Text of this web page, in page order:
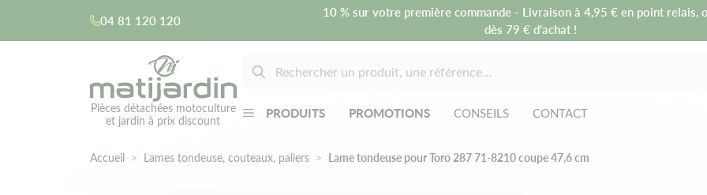
04 81 120 120
10 % sur votre première commande - Livraison à 4,95 € en point relais,
dès 79 € d’achat !
Pièces détachées motoculture
et jardin à prix discount
PRODUITS PROMOTIONS CONSEILS CONTACT
Accueil Lames tondeuse, couteaux, paliers Lame tondeuse pour Toro 287 71-8210 coupe 47,6 cm